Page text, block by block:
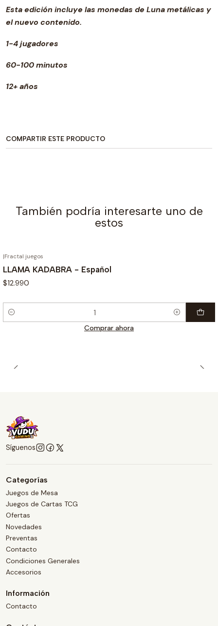
Esta edición incluye las monedas de Luna metálicas y
el nuevo contenido.
1-4 jugadores
60-100 minutos
12+ años
COMPARTIR ESTE PRODUCTO
También podría interesarte uno de
estos
|Fractal juegos
LLAMA KADABRA - Español
$12.990
Cantidad
Comprar ahora
Síguenos
Categorías
Juegos de Mesa
Juegos de Cartas TCG
Ofertas
Novedades
Preventas
Contacto
Condiciones Generales
Accesorios
Información
Contacto